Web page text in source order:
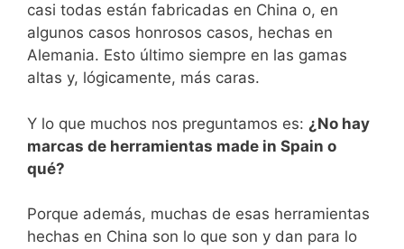
casi todas están fabricadas en China o, en
algunos casos honrosos casos, hechas en
Alemania. Esto último siempre en las gamas
altas y, lógicamente, más caras.
Y lo que muchos nos preguntamos es: ¿No hay
marcas de herramientas made in Spain o
qué?
Porque además, muchas de esas herramientas
hechas en China son lo que son y dan para lo